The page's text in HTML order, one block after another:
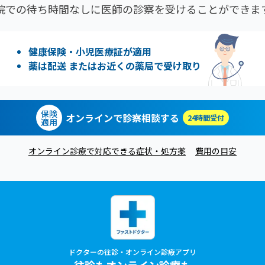
での待ち時間なしに医師の診察を受けることができま
健康保険・小児医療証が適用
薬は配送 またはお近くの薬局で受け取り
保険
適用 オンラインで診察相談する 24時間受付
オンライン診療で対応できる症状・処方薬 費用の目安
ドクターの往診・オンライン診療アプリ